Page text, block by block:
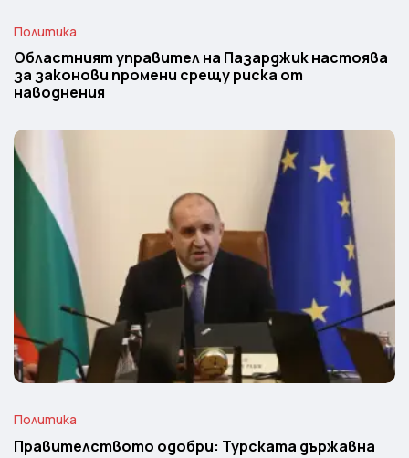
Политика
Областният управител на Пазарджик настоява
за законови промени срещу риска от
наводнения
Политика
Правителството одобри: Турската държавна